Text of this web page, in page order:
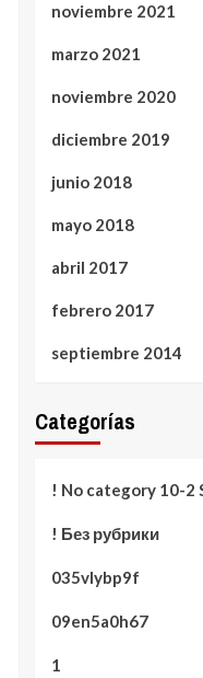
noviembre 2021
marzo 2021
noviembre 2020
diciembre 2019
junio 2018
mayo 2018
abril 2017
febrero 2017
septiembre 2014
Categorías
! No category 10-2
! Без рубрики
035vlybp9f
09en5a0h67
1